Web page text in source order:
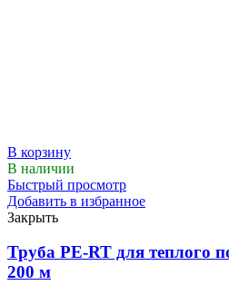
В корзину
В наличии
Быстрый просмотр
Добавить в избранное
Закрыть
Труба PE-RT для теплого
200 м